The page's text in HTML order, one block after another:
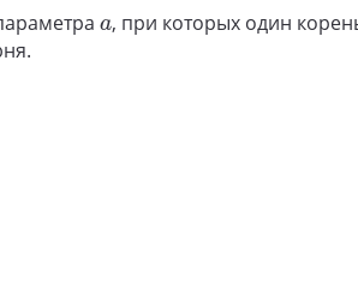
a
a, при которых один